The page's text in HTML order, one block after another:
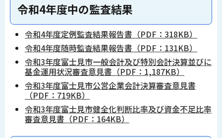
令和4年度中の監査結果
令和4年度定例監査結果報告書（PDF：318KB）
令和4年度随時監査結果報告書（PDF：131KB）
令和3年度富士見市一般会計及び特別会計決算並びに
基金運用状況審査意見書（PDF：1,187KB）
令和3年度富士見市公営企業会計決算審査意見書
（PDF：719KB）
令和3年度富士見市健全化判断比率及び資金不足比率
審査意見書（PDF：164KB）